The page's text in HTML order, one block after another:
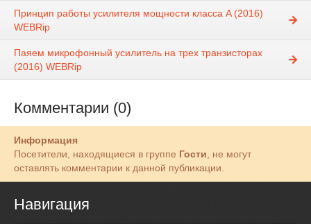
Принцип работы усилителя мощности класса A (2016)
WEBRip
Паяем микрофонный усилитель на трех транзисторах
(2016) WEBRip
Комментарии (0)
Информация
Посетители, находящиеся в группе Гости, не могут
оставлять комментарии к данной публикации.
Навигация